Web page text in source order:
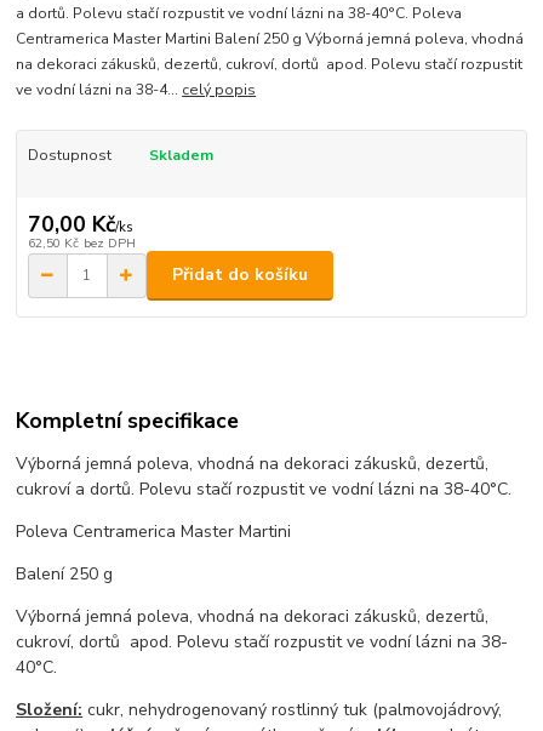
a dortů. Polevu stačí rozpustit ve vodní lázni na 38-40°C. Poleva
Centramerica Master Martini Balení 250 g Výborná jemná poleva, vhodná
na dekoraci zákusků, dezertů, cukroví, dortů apod. Polevu stačí rozpustit
ve vodní lázni na 38-4... celý popis
Dostupnost Skladem
70,00 Kč/ks
62,50 Kč bez DPH
Přidat do košíku
Kompletní specifikace
Výborná jemná poleva, vhodná na dekoraci zákusků, dezertů,
cukroví a dortů. Polevu stačí rozpustit ve vodní lázni na 38-40°C.
Poleva Centramerica Master Martini
Balení 250 g
Výborná jemná poleva, vhodná na dekoraci zákusků, dezertů,
cukroví, dortů apod. Polevu stačí rozpustit ve vodní lázni na 38-
40°C.
Složení: cukr, nehydrogenovaný rostlinný tuk (palmovojádrový,